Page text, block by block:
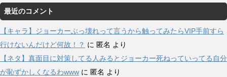
最近のコメント
【キャラ】ジョーカーぶっ壊れって言うから触ってみたらVIP手前すら
行けないんだけど何故！？ に 匿名 より
【ネタ】真面目に対策してる人みるとジョーカー死ねっていってる自分
が恥ずかしくなるわwww に 匿名 より